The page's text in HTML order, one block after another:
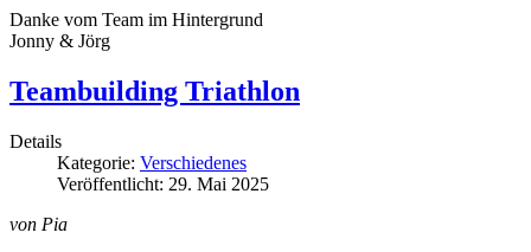
Danke vom Team im Hintergrund
Jonny & Jörg
Teambuilding Triathlon
Details
Kategorie: Verschiedenes
Veröffentlicht: 29. Mai 2025
von Pia